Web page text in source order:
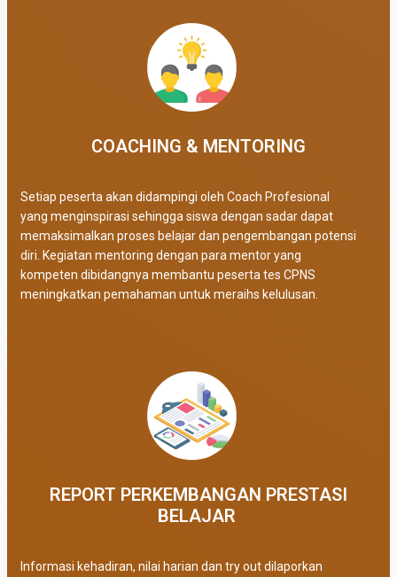
COACHING & MENTORING
Setiap peserta akan didampingi oleh Coach Profesional
yang menginspirasi sehingga siswa dengan sadar dapat
memaksimalkan proses belajar dan pengembangan potensi
diri. Kegiatan mentoring dengan para mentor yang
kompeten dibidangnya membantu peserta tes CPNS
meningkatkan pemahaman untuk meraihs kelulusan.
REPORT PERKEMBANGAN PRESTASI
BELAJAR ​
Informasi kehadiran, nilai harian dan try out dilaporkan